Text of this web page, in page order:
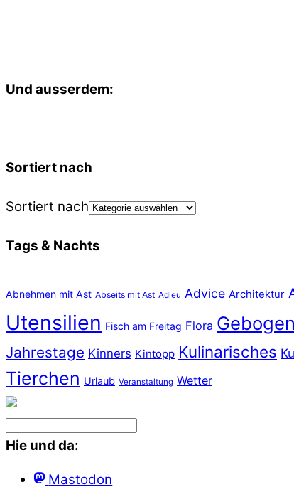
Und ausserdem:
Sortiert nach
Sortiert nach
Tags & Nachts
Abnehmen mit Ast Abseits mit Ast Adieu Advice Architektur
Utensilien Fisch am Freitag Flora
Jahrestage Kinners Kintopp Kulinarisches
Tierchen Urlaub Veranstaltung Wetter
Hie und da:
Mastodon